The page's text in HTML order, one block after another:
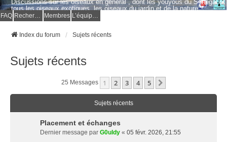
Discussions sur les oiseaux en général , dont les youyous du Sénégal et
tous les oiseaux exotiques, les oiseaux du jardin et de la nature.
Questions, photos, expériences.
FAQ Membres
Index du forum Sujets récents
Sujets récents
25 Messages 1 2 3 4 5
Sujets récents
Placement et échanges
Dernier message par G0uldy « 05 févr. 2026, 21:55